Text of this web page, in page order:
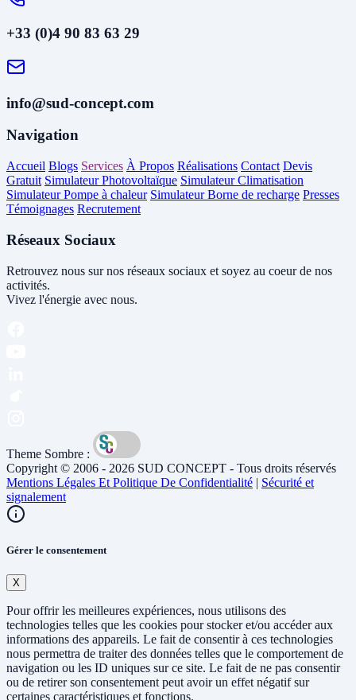
+33 (0)4 90 83 63 29
info@sud-concept.com
Navigation
Accueil Blogs Services À Propos Réalisations Contact Devis
Gratuit Simulateur Photovoltaïque Simulateur Climatisation
Simulateur Pompe à chaleur Simulateur Borne de recharge Presses
Témoignages Recrutement
Réseaux Sociaux
Retrouvez nous sur nos réseaux sociaux et soyez au coeur de nos
activités.
Vivez l'énergie avec nous.
Theme Sombre :
Copyright © 2006 - 2026 SUD CONCEPT - Tous droits réservés
Mentions Légales Et Politique De Confidentialité | Sécurité et
signalement
Gérer le consentement
X
Pour offrir les meilleures expériences, nous utilisons des
technologies telles que les cookies pour stocker et/ou accéder aux
informations des appareils. Le fait de consentir à ces technologies
nous permettra de traiter des données telles que le comportement de
navigation ou les ID uniques sur ce site. Le fait de ne pas consentir
ou de retirer son consentement peut avoir un effet négatif sur
certaines caractéristiques et fonctions.